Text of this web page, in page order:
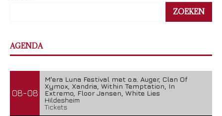
ZOEKEN
AGENDA
08-08
M'era Luna Festival met o.a. Auger, Clan Of
Xymox, Xandria, Within Temptation, In
Extremo, Floor Jansen, White Lies
Hildesheim
Tickets